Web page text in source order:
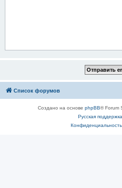
Список форумов
Создано на основе phpBB® Forum
Русская
Конфиденциальность